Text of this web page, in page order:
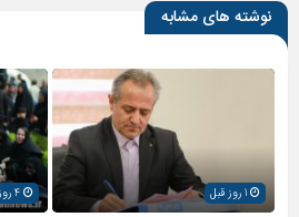
نوشته های مشابه
1 روز قبل